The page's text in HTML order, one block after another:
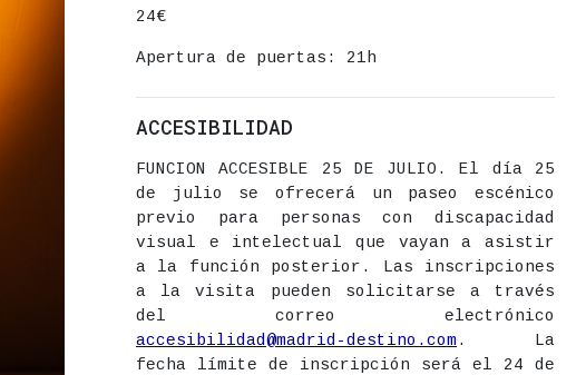
Precio
24€
Apertura de puertas: 21h
ACCESIBILIDAD
FUNCION ACCESIBLE 25 DE JULIO. El día 25
de julio se ofrecerá un paseo escénico
previo para personas con discapacidad
visual e intelectual que vayan a asistir
a la función posterior. Las inscripciones
a la visita pueden solicitarse a través
del correo electrónico
accesibilidad@madrid-destino.com . La
fecha límite de inscripción será el 24 de